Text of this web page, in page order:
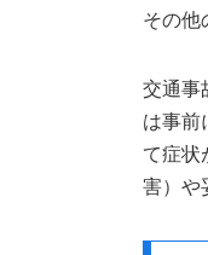
その他
交通事
は事前
て症状
害）や